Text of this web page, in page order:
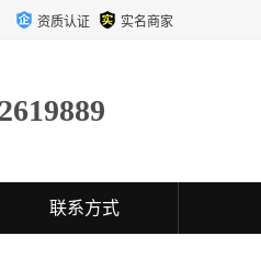
资质认证 实名商家
联系方式